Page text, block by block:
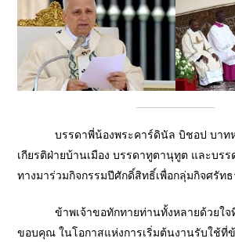
บรรดาพี่น้องพระคาร์ดินัล บิชอป บาทห
เกียรติฝ่ายบ้านเมือง บรรดาทูตานุทูต และบร
ทางมาร่วมกิจกรรมปีศักดิ์สิทธิ์เพื่อกลุ่มกิจศรัท
ข้าพเจ้าขอทักทายท่านทั้งหลายด้วยใจที่
ขอบคุณ ในโอกาสแห่งการเริ่มต้นงานรับใช้ที่